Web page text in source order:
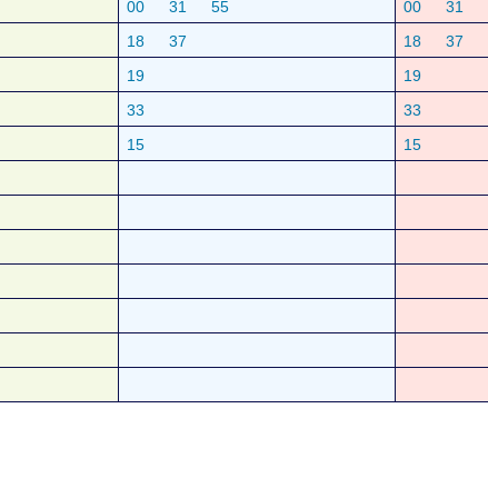
00 31 55 00
31
18 37 18
37
19
19
33
33
15
15